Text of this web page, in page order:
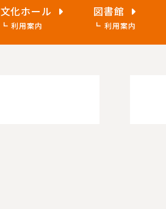
文化ホール
利用案内
図書館
利用案内